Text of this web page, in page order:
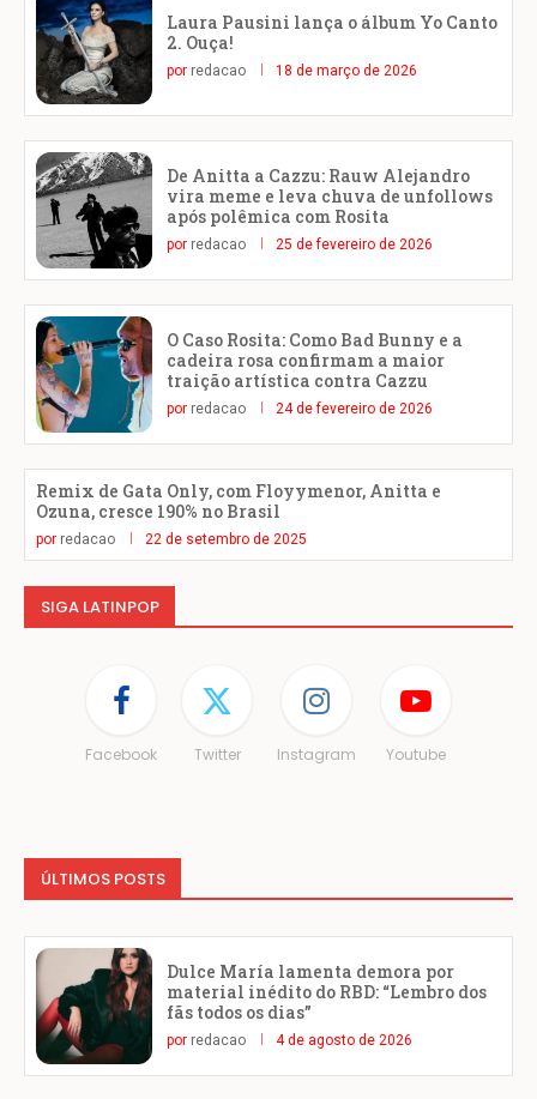
Laura Pausini lança o álbum Yo Canto
2. Ouça!
por redacao 18 de março de 2026
De Anitta a Cazzu: Rauw Alejandro
vira meme e leva chuva de unfollows
após polêmica com Rosita
por redacao 25 de fevereiro de 2026
O Caso Rosita: Como Bad Bunny e a
cadeira rosa confirmam a maior
traição artística contra Cazzu
por redacao 24 de fevereiro de 2026
Remix de Gata Only, com Floyymenor, Anitta e
Ozuna, cresce 190% no Brasil
por redacao 22 de setembro de 2025
SIGA LATINPOP
Facebook Twitter Instagram Youtube
ÚLTIMOS POSTS
Dulce María lamenta demora por
material inédito do RBD: “Lembro dos
fãs todos os dias”
por redacao 4 de agosto de 2026